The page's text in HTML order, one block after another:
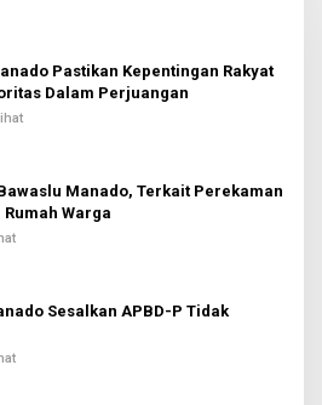
Pastikan Kepentingan Rakyat
Dalam Perjuangan
Manado, Terkait Perekaman
Rumah Warga
Sesalkan APBD-P Tidak